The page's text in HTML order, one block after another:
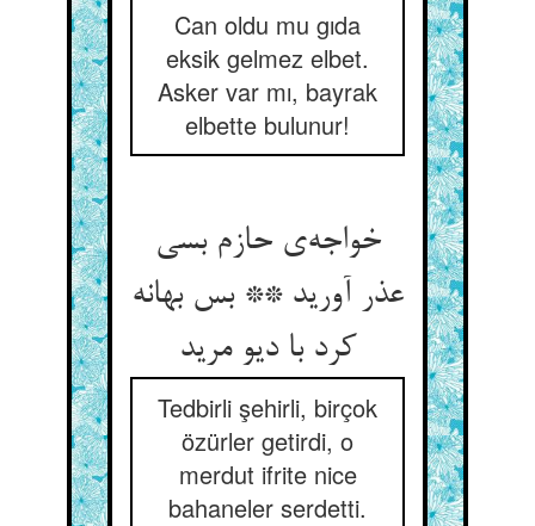
Can oldu mu gıda
eksik gelmez elbet.
Asker var mı, bayrak
elbette bulunur!
خواجه‌ی حازم بسی
عذر آورید ** بس بهانه
کرد با دیو مرید
Tedbirli şehirli, birçok
özürler getirdi, o
merdut ifrite nice
bahaneler serdetti.